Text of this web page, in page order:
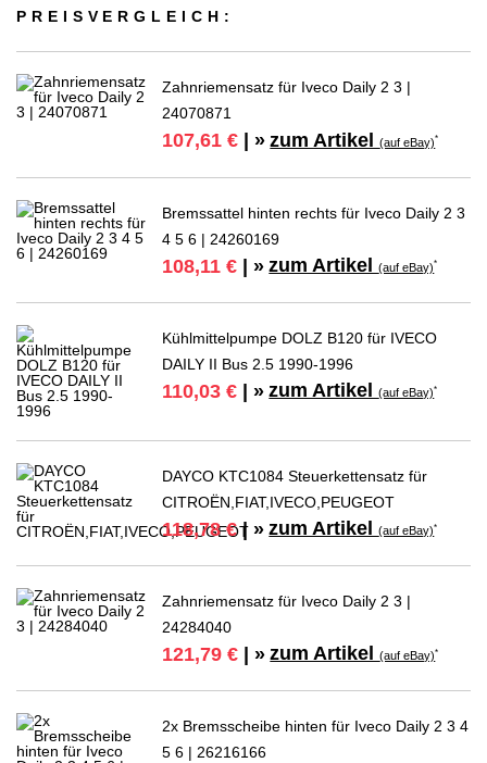
PREIS­VER­GLEICH:
Zahnriemensatz für Iveco Daily 2 3 |
24070871
107,61 € | » zum Artikel(auf eBay)*
Bremssattel hinten rechts für Iveco Daily 2 3
4 5 6 | 24260169
108,11 € | » zum Artikel(auf eBay)*
Kühlmittelpumpe DOLZ B120 für IVECO
DAILY II Bus 2.5 1990-1996
110,03 € | » zum Artikel(auf eBay)*
DAYCO KTC1084 Steuerkettensatz für
CITROËN,FIAT,IVECO,PEUGEOT
118,78 €| » zum Artikel(auf eBay)*
Zahnriemensatz für Iveco Daily 2 3 |
24284040
121,79 € | » zum Artikel(auf eBay)*
2x Bremsscheibe hinten für Iveco Daily 2 3 4
5 6 | 26216166